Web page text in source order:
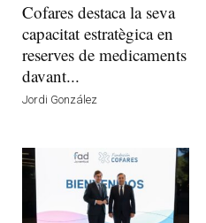
Cofares destaca la seva
capacitat estratègica en
reserves de medicaments
davant...
Jordi González